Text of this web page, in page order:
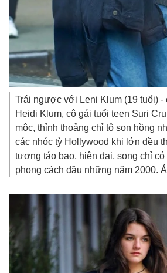
Trái ngược với Leni Klum (19 tuổi) -
Heidi Klum, cô gái tuổi teen Suri
mộc, thỉnh thoảng chỉ tô son hồng
các nhóc tỳ Hollywood khi lớn đều
tượng táo bạo, hiện đại, song chỉ
phong cách đầu những năm 2000.